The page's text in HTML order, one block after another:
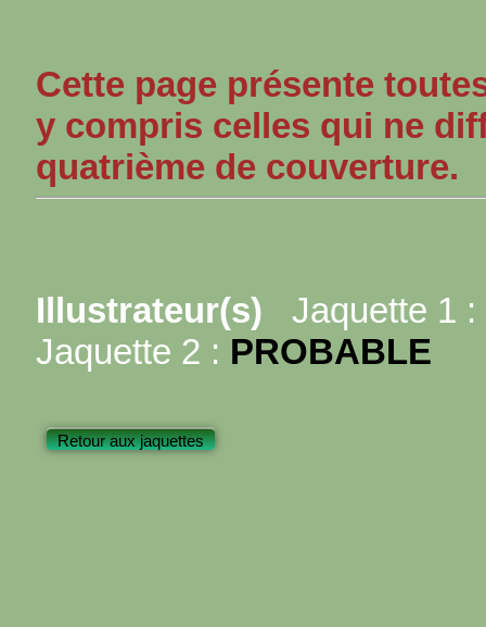
Cette page présente
y compris celles qui ne
quatrième de couverture.
Illustrateur(s) Jaquette 1 :
Jaquette 2 : PROBABLE
Retour aux jaquettes